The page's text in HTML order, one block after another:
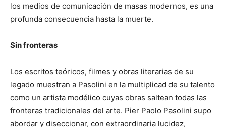
los medios de comunicación de masas modernos, es una
profunda consecuencia hasta la muerte.
Sin fronteras
Los escritos teóricos, filmes y obras literarias de su
legado muestran a Pasolini en la multiplicad de su talento
como un artista modélico cuyas obras saltean todas las
fronteras tradicionales del arte. Pier Paolo Pasolini supo
abordar y diseccionar, con extraordinaria lucidez,